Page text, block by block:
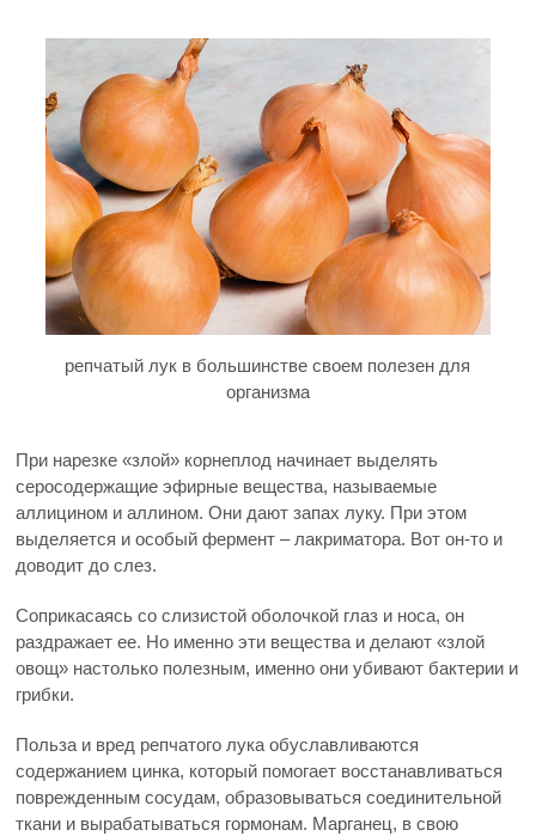
репчатый лук в большинстве своем полезен для
организма
При нарезке «злой» корнеплод начинает выделять
серосодержащие эфирные вещества, называемые
аллицином и аллином. Они дают запах луку. При этом
выделяется и особый фермент – лакриматора. Вот он-то и
доводит до слез.
Соприкасаясь со слизистой оболочкой глаз и носа, он
раздражает ее. Но именно эти вещества и делают «злой
овощ» настолько полезным, именно они убивают бактерии и
грибки.
Польза и вред репчатого лука обуславливаются
содержанием цинка, который помогает восстанавливаться
поврежденным сосудам, образовываться соединительной
ткани и вырабатываться гормонам. Марганец, в свою